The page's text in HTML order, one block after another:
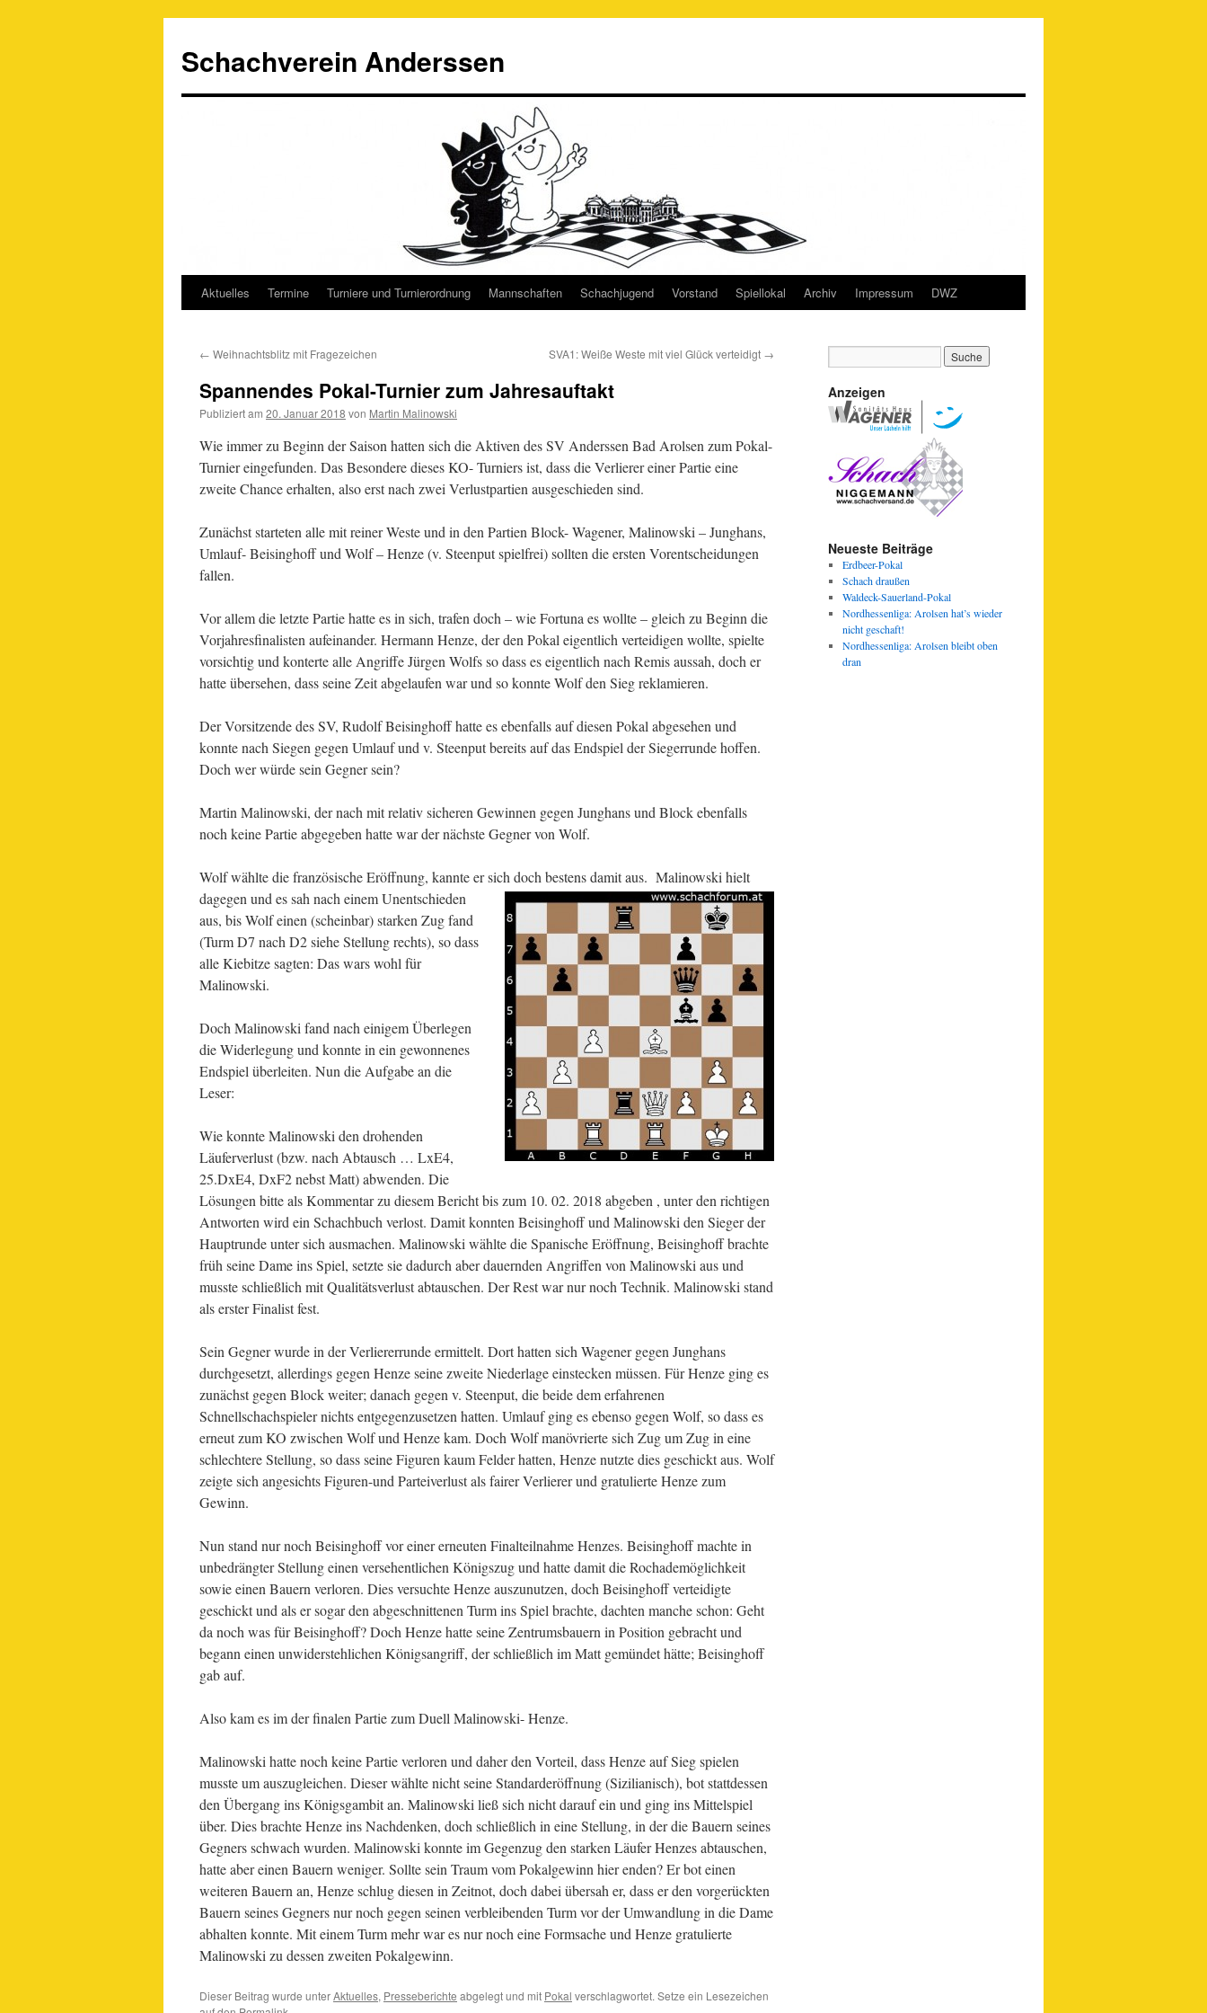
Schachverein Anderssen
Springe
Inhalt
Aktuelles Termine Turniere und Turnierordnung Mannschaften Schachjugend Vorstand Spiellokal Archiv Impressum DWZ
← Weihnachtsblitz mit Fragezeichen SVA1: Weiße Weste mit viel Glück verteidigt →
Spannendes Pokal-Turnier zum Jahresauftakt
Publiziert am 20. Januar 2018 von Martin Malinowski
Wie immer zu Beginn der Saison hatten sich die Aktiven des SV Anderssen Bad Arolsen zum Pokal-
Turnier eingefunden. Das Besondere dieses KO- Turniers ist, dass die Verlierer einer Partie eine
zweite Chance erhalten, also erst nach zwei Verlustpartien ausgeschieden sind.
Zunächst starteten alle mit reiner Weste und in den Partien Block- Wagener, Malinowski – Junghans,
Umlauf- Beisinghoff und Wolf – Henze (v. Steenput spielfrei) sollten die ersten Vorentscheidungen
fallen.
Vor allem die letzte Partie hatte es in sich, trafen doch – wie Fortuna es wollte – gleich zu Beginn die
Vorjahresfinalisten aufeinander. Hermann Henze, der den Pokal eigentlich verteidigen wollte, spielte
vorsichtig und konterte alle Angriffe Jürgen Wolfs so dass es eigentlich nach Remis aussah, doch er
hatte übersehen, dass seine Zeit abgelaufen war und so konnte Wolf den Sieg reklamieren.
Der Vorsitzende des SV, Rudolf Beisinghoff hatte es ebenfalls auf diesen Pokal abgesehen und
konnte nach Siegen gegen Umlauf und v. Steenput bereits auf das Endspiel der Siegerrunde hoffen.
Doch wer würde sein Gegner sein?
Martin Malinowski, der nach mit relativ sicheren Gewinnen gegen Junghans und Block ebenfalls
noch keine Partie abgegeben hatte war der nächste Gegner von Wolf.
Wolf wählte die französische Eröffnung, kannte er sich doch bestens damit aus. Malinowski hielt
dagegen und es sah nach einem Unentschieden
aus, bis Wolf einen (scheinbar) starken Zug fand
(Turm D7 nach D2 siehe Stellung rechts), so dass
alle Kiebitze sagten: Das wars wohl für
Malinowski.
Doch Malinowski fand nach einigem Überlegen
die Widerlegung und konnte in ein gewonnenes
Endspiel überleiten. Nun die Aufgabe an die
Leser:
Wie konnte Malinowski den drohenden
Läuferverlust (bzw. nach Abtausch … LxE4,
25.DxE4, DxF2 nebst Matt) abwenden. Die
Lösungen bitte als Kommentar zu diesem Bericht bis zum 10. 02. 2018 abgeben , unter den richtigen
Antworten wird ein Schachbuch verlost. Damit konnten Beisinghoff und Malinowski den Sieger der
Hauptrunde unter sich ausmachen. Malinowski wählte die Spanische Eröffnung, Beisinghoff brachte
früh seine Dame ins Spiel, setzte sie dadurch aber dauernden Angriffen von Malinowski aus und
musste schließlich mit Qualitätsverlust abtauschen. Der Rest war nur noch Technik. Malinowski stand
als erster Finalist fest.
Sein Gegner wurde in der Verliererrunde ermittelt. Dort hatten sich Wagener gegen Junghans
durchgesetzt, allerdings gegen Henze seine zweite Niederlage einstecken müssen. Für Henze ging es
zunächst gegen Block weiter; danach gegen v. Steenput, die beide dem erfahrenen
Schnellschachspieler nichts entgegenzusetzen hatten. Umlauf ging es ebenso gegen Wolf, so dass es
erneut zum KO zwischen Wolf und Henze kam. Doch Wolf manövrierte sich Zug um Zug in eine
schlechtere Stellung, so dass seine Figuren kaum Felder hatten, Henze nutzte dies geschickt aus. Wolf
zeigte sich angesichts Figuren-und Parteiverlust als fairer Verlierer und gratulierte Henze zum
Gewinn.
Nun stand nur noch Beisinghoff vor einer erneuten Finalteilnahme Henzes. Beisinghoff machte in
unbedrängter Stellung einen versehentlichen Königszug und hatte damit die Rochademöglichkeit
sowie einen Bauern verloren. Dies versuchte Henze auszunutzen, doch Beisinghoff verteidigte
geschickt und als er sogar den abgeschnittenen Turm ins Spiel brachte, dachten manche schon: Geht
da noch was für Beisinghoff? Doch Henze hatte seine Zentrumsbauern in Position gebracht und
begann einen unwiderstehlichen Königsangriff, der schließlich im Matt gemündet hätte; Beisinghoff
gab auf.
Also kam es im der finalen Partie zum Duell Malinowski- Henze.
Malinowski hatte noch keine Partie verloren und daher den Vorteil, dass Henze auf Sieg spielen
musste um auszugleichen. Dieser wählte nicht seine Standarderöffnung (Sizilianisch), bot stattdessen
den Übergang ins Königsgambit an. Malinowski ließ sich nicht darauf ein und ging ins Mittelspiel
über. Dies brachte Henze ins Nachdenken, doch schließlich in eine Stellung, in der die Bauern seines
Gegners schwach wurden. Malinowski konnte im Gegenzug den starken Läufer Henzes abtauschen,
hatte aber einen Bauern weniger. Sollte sein Traum vom Pokalgewinn hier enden? Er bot einen
weiteren Bauern an, Henze schlug diesen in Zeitnot, doch dabei übersah er, dass er den vorgerückten
Bauern seines Gegners nur noch gegen seinen verbleibenden Turm vor der Umwandlung in die Dame
abhalten konnte. Mit einem Turm mehr war es nur noch eine Formsache und Henze gratulierte
Malinowski zu dessen zweiten Pokalgewinn.
Dieser Beitrag wurde unterAktuelles, Presseberichte abgelegt und mit Pokal verschlagwortet. Setze ein Lesezeichen
Anzeigen
Neueste Beiträge
Erdbeer-Pokal
Schach draußen
Waldeck-Sauerland-Pokal
Nordhessenliga: Arolsen hat’s wieder
nicht geschaft!
Nordhessenliga: Arolsen bleibt oben
dran